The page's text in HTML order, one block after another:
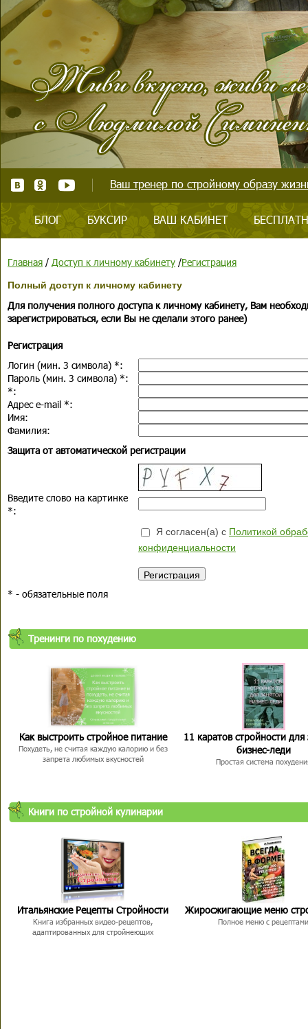
Ваш тренер по стройному образу
БЛОГ БУКСИР ВАШ КАБИНЕТ
Главная / Доступ к личному кабинету /Регистрация
Полный доступ к личному кабинету
Для получения полного доступа к личному кабинету, Вам
зарегистрироваться, если Вы не сделали этого ранее)
Регистрация
Логин (мин. 3 символа) *:
Пароль (мин. 3 символа) *:
*:
Адрес e-mail *:
Имя:
Фамилия:
Защита от автоматической регистрации
Введите слово на картинке
*:
Я согласен(а) с Политикой
конфиденциальности
* - обязательные поля
Тренинги по похудению
Как выстроить стройное питание
Похудеть, не считая каждую калорию и без
запрета любимых вкусностей
11 каратов стройности для
бизнес-леди
Простая система
Книги по стройной кулинарии
Итальянские Рецепты Стройности
Книга избранных видео-рецептов,
адаптированных для стройнеющих
Жиросжигающие меню
Полное меню с рецептами